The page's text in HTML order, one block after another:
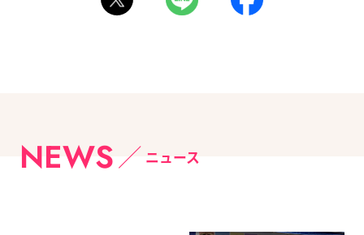
NEWS ニュース